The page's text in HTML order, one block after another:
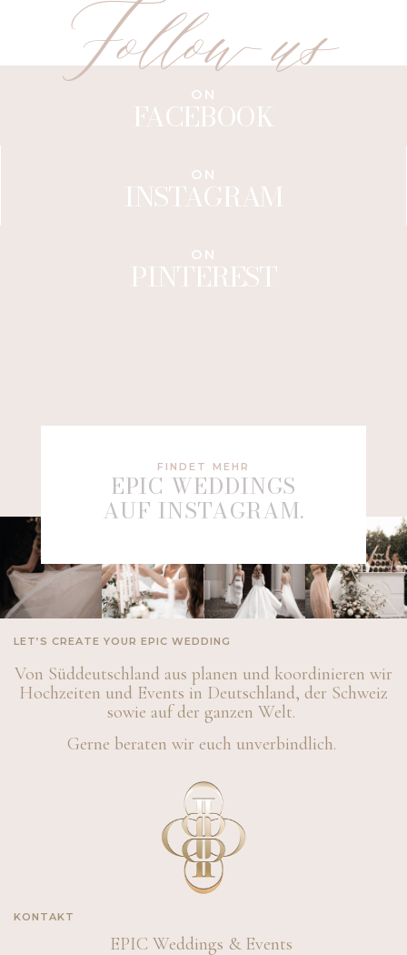
Follow us
ON
FACEBOOK
ON
INSTAGRAM
ON
PINTEREST
FINDET MEHR
EPIC WEDDINGS
AUF INSTAGRAM.
LET’S CREATE YOUR EPIC WEDDING
Von Süddeutschland aus planen und koordinieren wir
Hochzeiten und Events in Deutschland, der Schweiz
sowie auf der ganzen Welt.
Gerne beraten wir euch unverbindlich.
KONTAKT
EPIC Weddings & Events